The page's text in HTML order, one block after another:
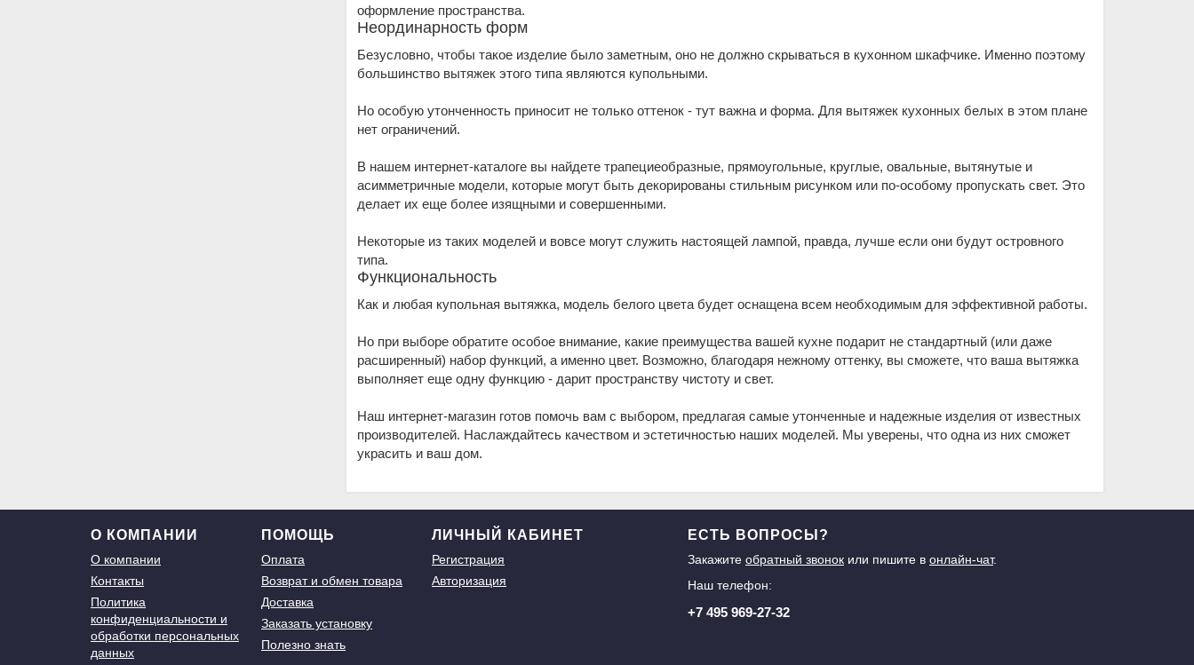
оформление пространства.
Неординарность форм
Безусловно, чтобы такое изделие было заметным, оно не должно скрываться в кухонном шкафчике. Именно поэтому
большинство вытяжек этого типа являются купольными.
Но особую утонченность приносит не только оттенок - тут важна и форма. Для вытяжек кухонных белых в этом плане
нет ограничений.
В нашем интернет-каталоге вы найдете трапециеобразные, прямоугольные, круглые, овальные, вытянутые и
асимметричные модели, которые могут быть декорированы стильным рисунком или по-особому пропускать свет. Это
делает их еще более изящными и совершенными.
Некоторые из таких моделей и вовсе могут служить настоящей лампой, правда, лучше если они будут островного
типа.
Функциональность
Как и любая купольная вытяжка, модель белого цвета будет оснащена всем необходимым для эффективной работы.
Но при выборе обратите особое внимание, какие преимущества вашей кухне подарит не стандартный (или даже
расширенный) набор функций, а именно цвет. Возможно, благодаря нежному оттенку, вы сможете, что ваша вытяжка
выполняет еще одну функцию - дарит пространству чистоту и свет.
Наш интернет-магазин готов помочь вам с выбором, предлагая самые утонченные и надежные изделия от известных
производителей. Наслаждайтесь качеством и эстетичностью наших моделей. Мы уверены, что одна из них сможет
украсить и ваш дом.
О КОМПАНИИ
О компании
Контакты
Политика
конфиденциальности и
обработки персональных
данных
ПОМОЩЬ
Оплата
Возврат и обмен товара
Доставка
Заказать установку
Полезно знать
ЛИЧНЫЙ КАБИНЕТ
Регистрация
Авторизация
ЕСТЬ ВОПРОСЫ?
Закажите обратный звонокили пишите в онлайн-чат.
Наш телефон:
+7 495 969-27-32